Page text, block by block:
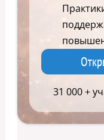
31 000 +